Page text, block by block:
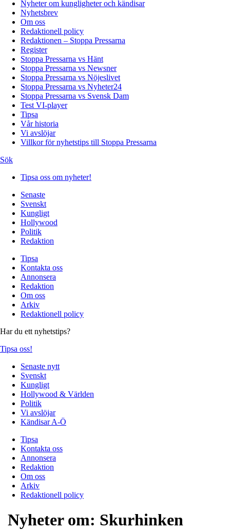
Nyheter om kungligheter och kändisar
Nyhetsbrev
Om oss
Redaktionell policy
Redaktionen – Stoppa Pressarna
Register
Stoppa Pressarna vs Hänt
Stoppa Pressarna vs Newsner
Stoppa Pressarna vs Nöjeslivet
Stoppa Pressarna vs Nyheter24
Stoppa Pressarna vs Svensk Dam
Test VI-player
Tipsa
Vår historia
Vi avslöjar
Villkor för nyhetstips till Stoppa Pressarna
Sök
Tipsa oss om nyheter!
Senaste
Svenskt
Kungligt
Hollywood
Politik
Redaktion
Tipsa
Kontakta oss
Annonsera
Redaktion
Om oss
Arkiv
Redaktionell policy
Har du ett nyhetstips?
Tipsa oss!
Senaste nytt
Svenskt
Kungligt
Hollywood & Världen
Politik
Vi avslöjar
Kändisar A-Ö
Tipsa
Kontakta oss
Annonsera
Redaktion
Om oss
Arkiv
Redaktionell policy
Nyheter om: Skurhinken